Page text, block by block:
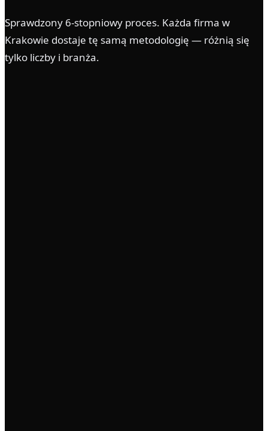
Sprawdzony 6-stopniowy proces. Każda firma w
Krakowie dostaje tę samą metodologię — różnią się
tylko liczby i branża.